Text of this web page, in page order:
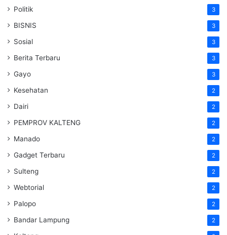
Politik 3
BISNIS 3
Sosial 3
Berita Terbaru 3
Gayo 3
Kesehatan 2
Dairi 2
PEMPROV KALTENG 2
Manado 2
Gadget Terbaru 2
Sulteng 2
Webtorial 2
Palopo 2
Bandar Lampung 2